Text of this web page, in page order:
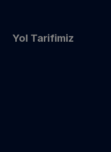
Yol Tarifimiz